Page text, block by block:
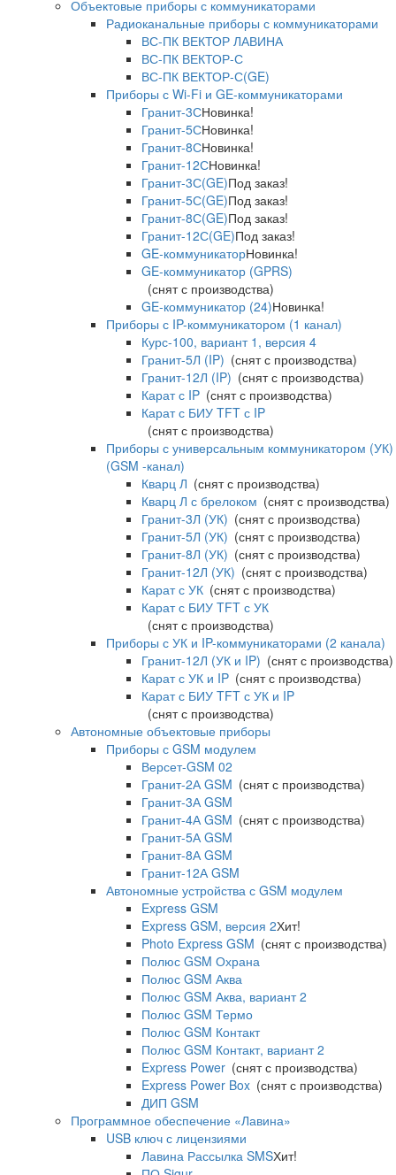
Объектовые приборы с коммуникаторами
Радиоканальные приборы с коммуникаторами
ВС-ПК ВЕКТОР ЛАВИНА
ВС-ПК ВЕКТОР-С
ВС-ПК ВЕКТОР-С(GE)
Приборы с Wi-Fi и GE-коммуникаторами
Гранит-3СНовинка!
Гранит-5СНовинка!
Гранит-8СНовинка!
Гранит-12СНовинка!
Гранит-3С(GE)Под заказ!
Гранит-5С(GE)Под заказ!
Гранит-8С(GE)Под заказ!
Гранит-12С(GE)Под заказ!
GE-коммуникаторНовинка!
GE-коммуникатор (GPRS)
(снят с производства)
GE-коммуникатор (24)Новинка!
Приборы с IP-коммуникатором (1 канал)
Курс-100, вариант 1, версия 4
Гранит-5Л (IP) (снят с производства)
Гранит-12Л (IP) (снят с производства)
Карат с IP (снят с производства)
Карат с БИУ TFT с IP
(снят с производства)
Приборы с универсальным коммуникатором (УК)
(GSM -канал)
Кварц Л (снят с производства)
Кварц Л с брелоком (снят с производства)
Гранит-3Л (УК) (снят с производства)
Гранит-5Л (УК) (снят с производства)
Гранит-8Л (УК) (снят с производства)
Гранит-12Л (УК) (снят с производства)
Карат с УК (снят с производства)
Карат с БИУ TFT с УК
(снят с производства)
Приборы с УК и IP-коммуникаторами (2 канала)
Гранит-12Л (УК и IP) (снят с производства)
Карат с УК и IP (снят с производства)
Карат с БИУ TFT с УК и IP
(снят с производства)
Автономные объектовые приборы
Приборы с GSM модулем
Версет-GSM 02
Гранит-2А GSM (снят с производства)
Гранит-3А GSM
Гранит-4А GSM (снят с производства)
Гранит-5А GSM
Гранит-8А GSM
Гранит-12А GSM
Автономные устройства с GSM модулем
Express GSM
Express GSM, версия 2Хит!
Photo Express GSM (снят с производства)
Полюс GSM Охрана
Полюс GSM Аква
Полюс GSM Аква, вариант 2
Полюс GSM Термо
Полюс GSM Контакт
Полюс GSM Контакт, вариант 2
Express Power (снят с производства)
Express Power Box (снят с производства)
ДИП GSM
Программное обеспечение «Лавина»
USB ключ с лицензиями
Лавина Рассылка SMSХит!